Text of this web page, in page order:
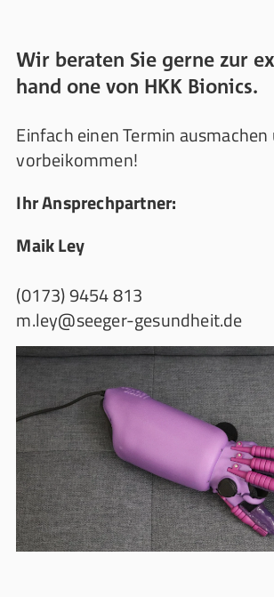
Wir beraten Sie gerne zur
hand one von HKK Bionics.
Einfach einen Termin ausmachen
vorbeikommen!
Ihr Ansprechpartner:
Maik Ley
(0173) 9454 813
m.ley@seeger-gesundheit.de